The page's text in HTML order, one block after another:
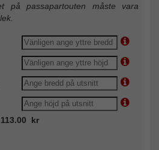
på passapartouten måste vara
kr